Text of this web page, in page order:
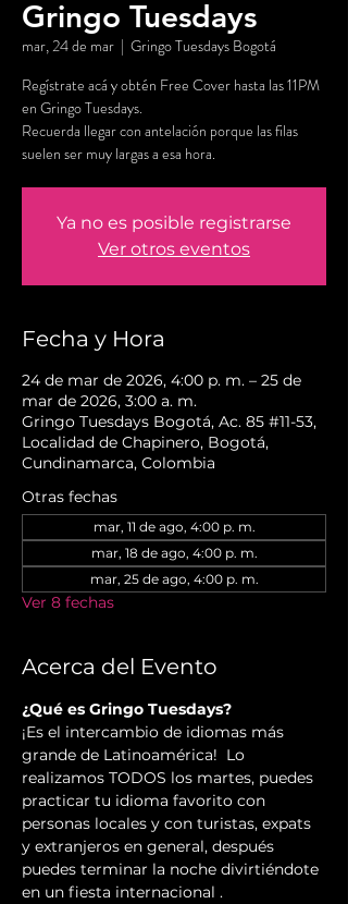
Gringo Tuesdays
mar, 24 de mar
  |
Gringo Tuesdays Bogotá
Regístrate acá y obtén Free Cover hasta las 11PM
en Gringo Tuesdays.
Recuerda llegar con antelación porque las filas
suelen ser muy largas a esa hora.
Ya no es posible registrarse
Ver otros eventos
Fecha y Hora
24 de mar de 2026, 4:00 p. m. – 25 de
mar de 2026, 3:00 a. m.
Gringo Tuesdays Bogotá, Ac. 85 #11-53,
Localidad de Chapinero, Bogotá,
Cundinamarca, Colombia
Otras fechas
mar, 11 de ago, 4:00 p. m.
mar, 18 de ago, 4:00 p. m.
mar, 25 de ago, 4:00 p. m.
Ver 8 fechas
Acerca del Evento
¿Qué es Gringo Tuesdays?
¡Es el intercambio de idiomas más
grande de Latinoamérica!  Lo
realizamos TODOS los martes, puedes
practicar tu idioma favorito con
personas locales y con turistas, expats
y extranjeros en general, después
puedes terminar la noche divirtiéndote
en un fiesta internacional .